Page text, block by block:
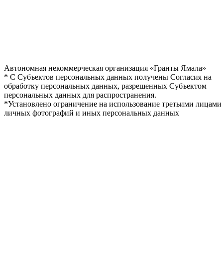
Автономная некоммерческая организация «Гранты Ямала»
* С Субъектов персональных данных получены Согласия на
обработку персональных данных, разрешенных Субъектом
персональных данных для распространения.
*Установлено ограничение на использование третьими лицами
личных фотографий и иных персональных данных